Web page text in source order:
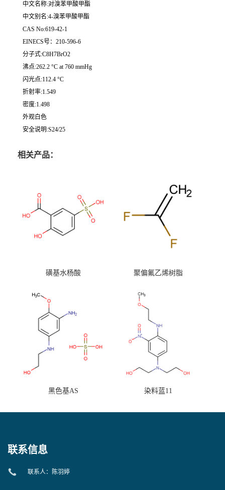
中文名称:对溴苯甲酸甲酯
中文别名:4-溴苯甲酸甲酯
CAS No:619-42-1
EINECS号：210-596-6
分子式:C8H7BrO2
沸点:262.2 °C at 760 mmHg
闪光点:112.4 °C
折射率:1.549
密度:1.498
外观白色
安全说明:S24/25
相关产品：
磺基水杨酸 聚偏氟乙烯树脂
黑色基AS 染料蓝11
联系信息
联系人：陈羽婷